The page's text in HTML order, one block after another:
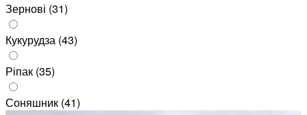
Зернові (31)
Кукурудза (43)
Ріпак (35)
Соняшник (41)